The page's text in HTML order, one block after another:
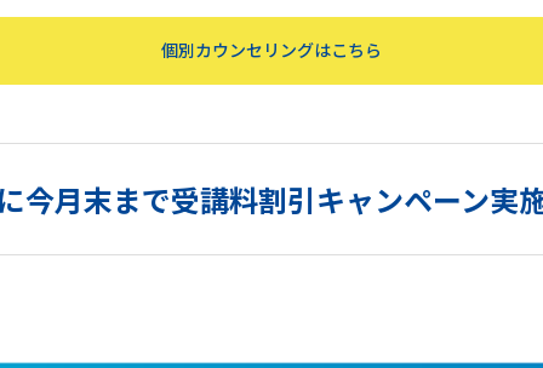
個別カウンセリングはこちら
今月末まで受講料割引キャンペーン実